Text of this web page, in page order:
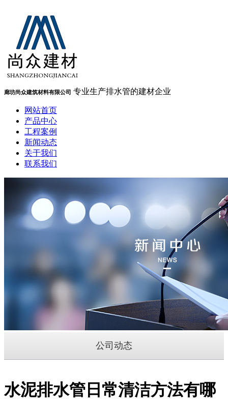
廊坊尚众建筑材料有限公司 专业生产排水管的建材企业
网站首页
产品中心
工程案例
新闻动态
关于我们
联系我们
公司动态
水泥排水管日常清洁方法有哪